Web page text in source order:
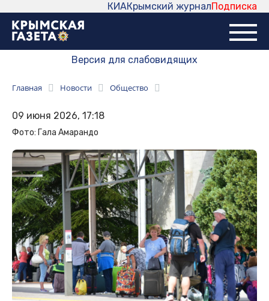
Подписка
Крымский журнал
КИА
Версия для слабовидящих
Главная Новости Общество
09 июня 2026, 17:18
Фото: Гала Амарандо